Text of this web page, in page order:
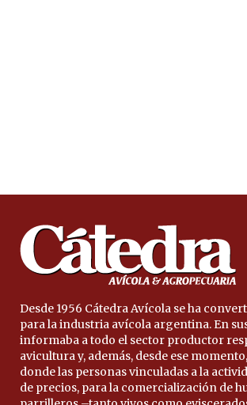
Desde 1956 Cátedra Avícola se ha
para la industria avícola argentina. En
informaba a todo el sector productor
avicultura y, además, desde ese
donde las personas vinculadas a la
de precios, para la comercialización de